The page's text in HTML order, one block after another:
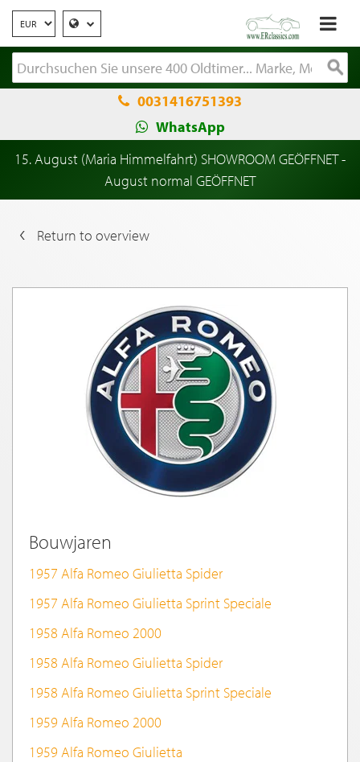
0031416751393
WhatsApp
15. August (Maria Himmelfahrt) SHOWROOM GEÖFFNET -
August normal GEÖFFNET
Return to overview
Bouwjaren
1957 Alfa Romeo Giulietta Spider
1957 Alfa Romeo Giulietta Sprint Speciale
1958 Alfa Romeo 2000
1958 Alfa Romeo Giulietta Spider
1958 Alfa Romeo Giulietta Sprint Speciale
1959 Alfa Romeo 2000
1959 Alfa Romeo Giulietta